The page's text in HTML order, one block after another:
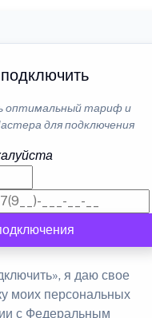
оптимальный тариф и
для подключения
я даю свое
моих персональных
с Федеральным